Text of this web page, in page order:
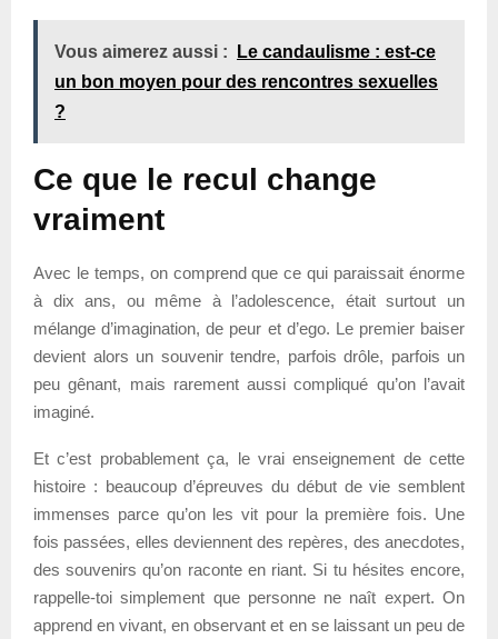
Vous aimerez aussi :
Le candaulisme : est-ce
un bon moyen pour des rencontres sexuelles
?
Ce que le recul change
vraiment
Avec le temps, on comprend que ce qui paraissait énorme
à dix ans, ou même à l’adolescence, était surtout un
mélange d’imagination, de peur et d’ego. Le premier baiser
devient alors un souvenir tendre, parfois drôle, parfois un
peu gênant, mais rarement aussi compliqué qu’on l’avait
imaginé.
Et c’est probablement ça, le vrai enseignement de cette
histoire : beaucoup d’épreuves du début de vie semblent
immenses parce qu’on les vit pour la première fois. Une
fois passées, elles deviennent des repères, des anecdotes,
des souvenirs qu’on raconte en riant. Si tu hésites encore,
rappelle-toi simplement que personne ne naît expert. On
apprend en vivant, en observant et en se laissant un peu de